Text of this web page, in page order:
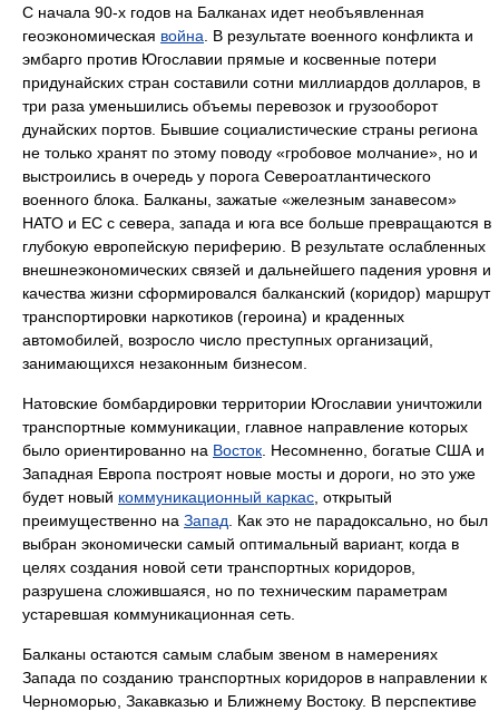
С начала 90-х годов на Балканах идет необъявленная
геоэкономическая война . В результате военного конфликта и
эмбарго против Югославии прямые и косвенные потери
придунайских стран составили сотни миллиардов долларов, в
три раза уменьшились объемы перевозок и грузооборот
дунайских портов. Бывшие социалистические страны региона
не только хранят по этому поводу «гробовое молчание», но и
выстроились в очередь у порога Североатлантического
военного блока. Балканы, зажатые «железным занавесом»
НАТО и ЕС с севера, запада и юга все больше превращаются в
глубокую европейскую периферию. В результате ослабленных
внешнеэкономических связей и дальнейшего падения уровня и
качества жизни сформировался балканский (коридор) маршрут
транспортировки наркотиков (героина) и краденных
автомобилей, возросло число преступных организаций,
занимающихся незаконным бизнесом.
Натовские бомбардировки территории Югославии уничтожили
транспортные коммуникации, главное направление которых
было ориентированно на Восток . Несомненно, богатые США и
Западная Европа построят новые мосты и дороги, но это уже
будет новый коммуникационный каркас , открытый
преимущественно на Запад . Как это не парадоксально, но был
выбран экономически самый оптимальный вариант, когда в
целях создания новой сети транспортных коридоров,
разрушена сложившаяся, но по техническим параметрам
устаревшая коммуникационная сеть.
Балканы остаются самым слабым звеном в намерениях
Запада по созданию транспортных коридоров в направлении к
Черноморью, Закавказью и Ближнему Востоку. В перспективе